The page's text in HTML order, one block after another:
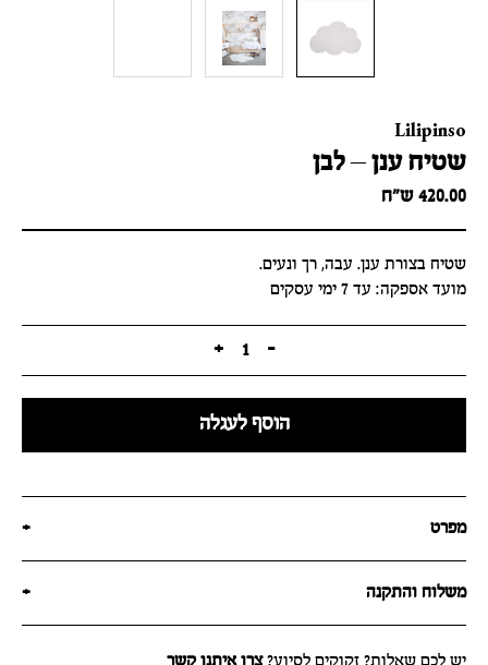
Lilipinso
שטיח ענן – לבן
420.00 ש״ח
שטיח בצורת ענן. עבה, רך ונעים.
מועד אספקה: עד 7 ימי עסקים
-
1
+
הוסף לעגלה
מפרט +
משלוח והתקנה +